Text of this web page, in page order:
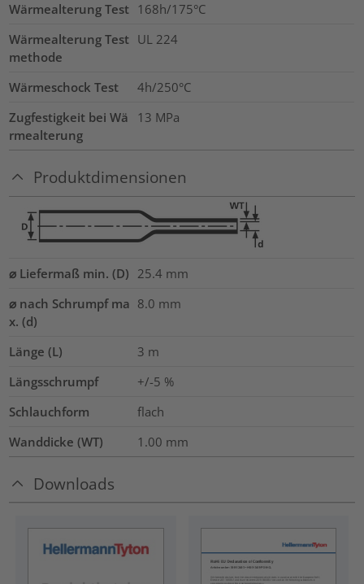
Wärmealterung Test 168h/175°C
Wärmealterung Test
methode
UL 224
Wärmeschock Test
4h/250°C
Zugfestigkeit bei Wä
rmealterung
13 MPa
Produktdimensionen
⌀ Liefermaß min. (D) 25.4 mm
⌀ nach Schrumpf ma
x. (d)
8.0 mm
Länge (L) 3 m
Längsschrumpf
+/-5 %
Schlauchform
flach
Wanddicke (WT)
1.00 mm
Downloads